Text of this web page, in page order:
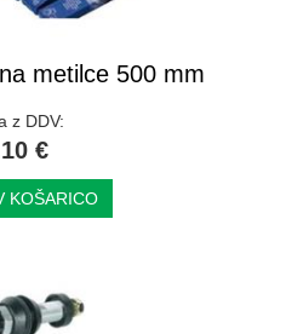
metilce 500 mm
z DDV:
€
KOŠARICO